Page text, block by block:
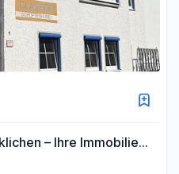
– Ihre Immobilie